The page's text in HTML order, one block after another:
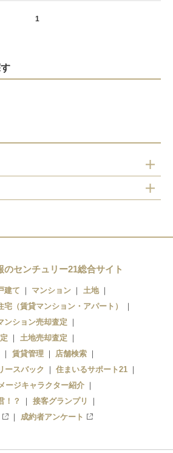
1
センチュリー21総合サイト
建て マンション
土地
宅（賃貸マンション・アパート）
ンション売却査定
土地売却査定
賃貸管理
店舗検索
ースバック
住まいるサポート21
ージキャラクター紹介
！？
接客グランプリ
成約者アンケート